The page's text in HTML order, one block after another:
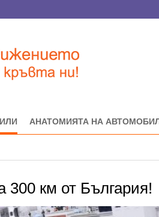
АНАТОМИЯТА НА
300 км от България!